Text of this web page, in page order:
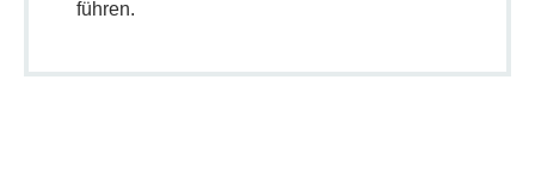
führen.